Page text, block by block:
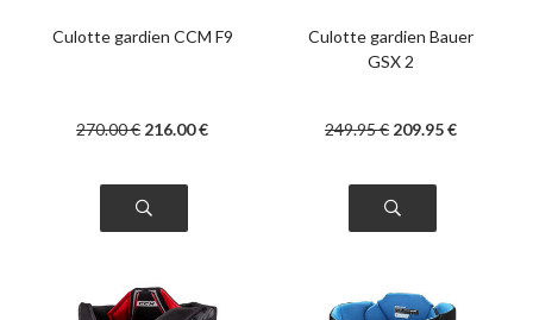
Culotte gardien CCM F9
270.00€ 216.00€
Culotte gardien Bauer
GSX 2
249.95€ 209.95€